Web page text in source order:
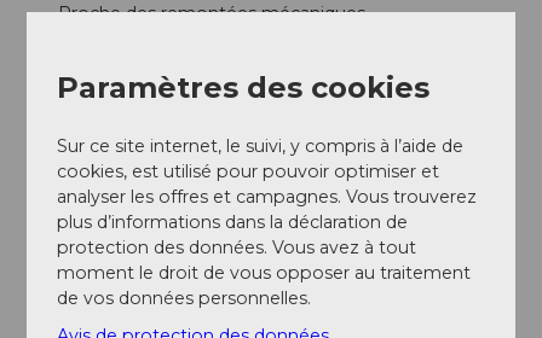
Proche des remontées mécaniques
A proximité Regarder sur la carte
Paramètres des cookies
Sur ce site internet, le suivi, y compris à l’aide de
cookies, est utilisé pour pouvoir optimiser et
analyser les offres et campagnes. Vous trouverez
plus d’informations dans la déclaration de
protection des données. Vous avez à tout
moment le droit de vous opposer au traitement
de vos données personnelles.